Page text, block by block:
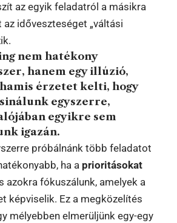
az egyik feladatról a másikra
az időveszteséget „váltási
nem hatékony
hanem egy illúzió,
érzetet kelti, hogy
egyszerre,
egyikre sem
igazán.
próbálnánk több feladatot
ha a prioritásokat
azokra fókuszálunk, amelyek a
képviselik. Ez a megközelítés
mélyebben elmerüljünk egy-egy